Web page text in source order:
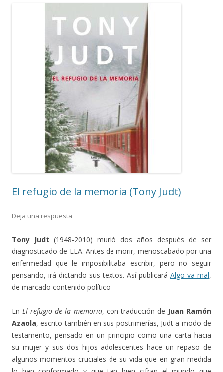
El refugio de la memoria (Tony Judt)
Deja una respuesta
Tony Judt (1948-2010) murió dos años después de ser
diagnosticado de ELA. Antes de morir, menoscabado por una
enfermedad que le imposibilitaba escribir, pero no seguir
pensando, irá dictando sus textos. Así publicará Algo va mal,
de marcado contenido político.
EnEl refugio de la memoria, con traducción de Juan Ramón
Azaola, escrito también en sus postrimerías, Judt a modo de
testamento, pensado en un principio como una carta hacia
su mujer y sus dos hijos adolescentes hace un repaso de
algunos momentos cruciales de su vida que en gran medida